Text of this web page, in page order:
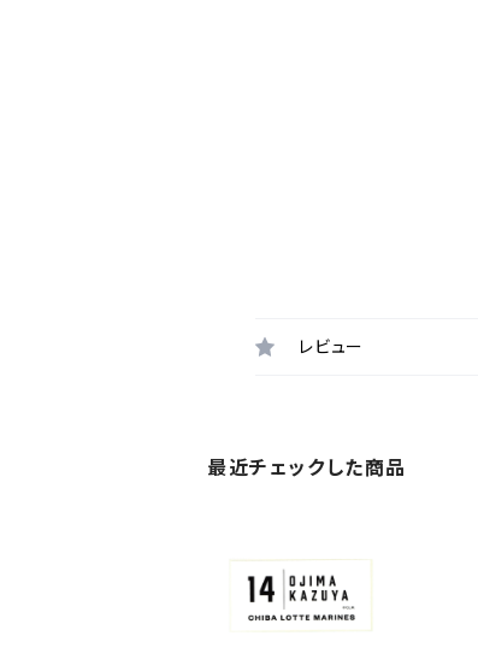
レビュー
最近チェックした商品